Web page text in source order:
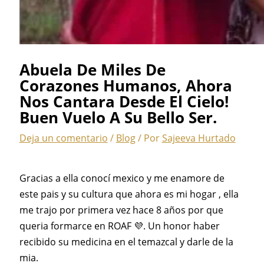
Abuela De Miles De
Corazones Humanos, Ahora
Nos Cantara Desde El Cielo!
Buen Vuelo A Su Bello Ser.
Deja un comentario / Blog/ PorSajeeva Hurtado
Gracias a ella conocí mexico y me enamore de
este pais y su cultura que ahora es mi hogar , ella
me trajo por primera vez hace 8 años por que
queria formarce en ROAF 💜. Un honor haber
recibido su medicina en el temazcal y darle de la
mia.